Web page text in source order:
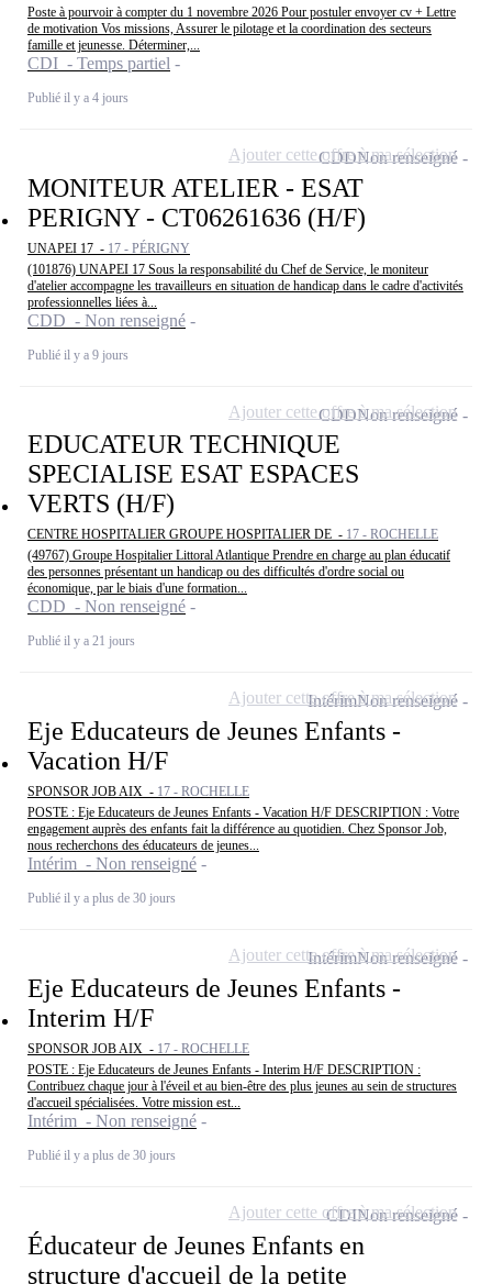
Poste à pourvoir à compter du 1 novembre 2026 Pour postuler envoyer cv + Lettre
de motivation Vos missions, Assurer le pilotage et la coordination des secteurs
famille et jeunesse. Déterminer,...
CDI - Temps partiel
Publié il y a 4 jours
MONITEUR ATELIER - ESAT
PERIGNY - CT06261636 (H/F)
UNAPEI 17 - 17 - PÉRIGNY
(101876) UNAPEI 17 Sous la responsabilité du Chef de Service, le moniteur
d'atelier accompagne les travailleurs en situation de handicap dans le cadre d'activités
professionnelles liées à...
CDD - Non renseigné
Publié il y a 9 jours
CDDNon renseigné
Ajouter cette offre à ma sélection
EDUCATEUR TECHNIQUE
SPECIALISE ESAT ESPACES
VERTS (H/F)
CENTRE HOSPITALIER GROUPE HOSPITALIER DE - 17 - ROCHELLE
(49767) Groupe Hospitalier Littoral Atlantique Prendre en charge au plan éducatif
des personnes présentant un handicap ou des difficultés d'ordre social ou
économique, par le biais d'une formation...
CDD - Non renseigné
Publié il y a 21 jours
CDDNon renseigné
Ajouter cette offre à ma sélection
Eje Educateurs de Jeunes Enfants -
Vacation H/F
SPONSOR JOB AIX - 17 - ROCHELLE
POSTE : Eje Educateurs de Jeunes Enfants - Vacation H/F DESCRIPTION : Votre
engagement auprès des enfants fait la différence au quotidien. Chez Sponsor Job,
nous recherchons des éducateurs de jeunes...
Intérim - Non renseigné
Publié il y a plus de 30 jours
IntérimNon renseigné
Ajouter cette offre à ma sélection
Eje Educateurs de Jeunes Enfants -
Interim H/F
SPONSOR JOB AIX - 17 - ROCHELLE
POSTE : Eje Educateurs de Jeunes Enfants - Interim H/F DESCRIPTION :
Contribuez chaque jour à l'éveil et au bien-être des plus jeunes au sein de structures
d'accueil spécialisées. Votre mission est...
Intérim - Non renseigné
Publié il y a plus de 30 jours
IntérimNon renseigné
Ajouter cette offre à ma sélection
Éducateur de Jeunes Enfants en
structure d'accueil de la petite
CDINon renseigné
Ajouter cette offre à ma sélection